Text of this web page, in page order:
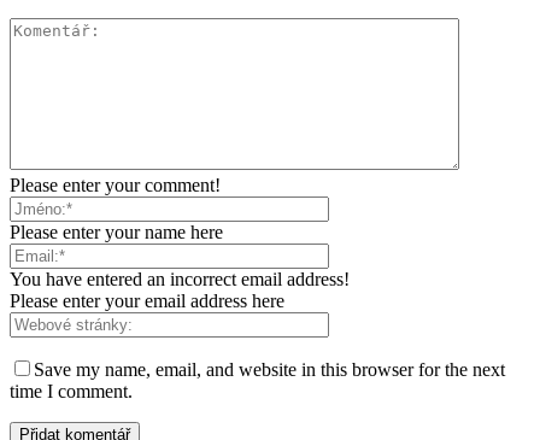
Please enter your comment!
Please enter your name here
You have entered an incorrect email address!
Please enter your email address here
Save my name, email, and website in this browser for the next
time I comment.